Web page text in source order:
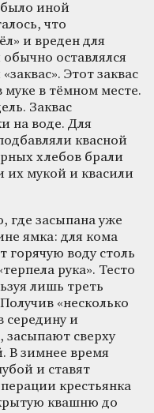
было иной
что
и вреден для
оставлялся
Этот заквас
муке в тёмном месте.
Заквас
на воде. Для
квасной
хлебов брали
мукой и квасили
где засыпана уже
ямка: для кома
горячую воду столь
рука». Тесто
лишь треть
«несколько
середину и
сверху
В зимнее время
и ставят
крестьянка
квашню до